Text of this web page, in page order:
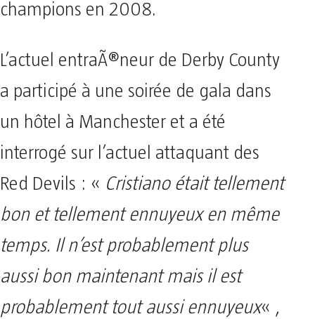
champions en 2008.
L’actuel entraÃ®neur de Derby County
a participé à une soirée de gala dans
un hôtel à Manchester et a été
interrogé sur l’actuel attaquant des
Red Devils : « Cristiano était tellement
bon et tellement ennuyeux en même
temps. Il n’est probablement plus
aussi bon maintenant mais il est
probablement tout aussi ennuyeux« ,